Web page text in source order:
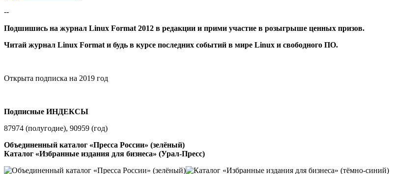
--
Подшишись на журнал Linux Format 2012 в редакции и прими участие в розыгрыше ценных призов.
Читай журнал Linux Format и будь в курсе последних событий в мире Linux и свободного ПО.
Открыта подписка на 2019 год
Подписные ИНДЕКСЫ
87974 (полугодие), 90959 (год)
Объединенный каталог «Пресса России» (зелёный)
Каталог «Избранные издания для бизнеса» (Урал-Пресс)